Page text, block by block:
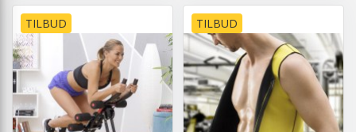
TILBUD TILBUD